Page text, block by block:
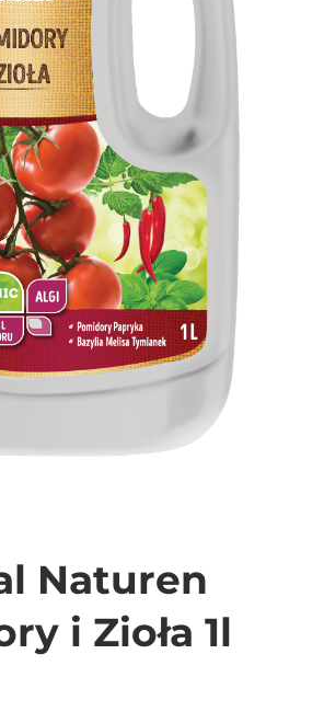
Naturen
i Zioła 1l